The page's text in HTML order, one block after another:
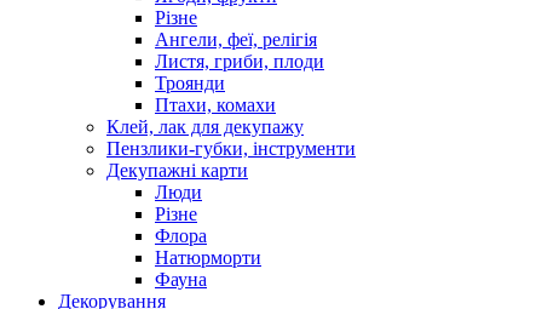
Різне
Ангели, феї, релігія
Листя, гриби, плоди
Троянди
Птахи, комахи
Клей, лак для декупажу
Пензлики-губки, інструменти
Декупажні карти
Люди
Різне
Флора
Натюрморти
Фауна
Декорування